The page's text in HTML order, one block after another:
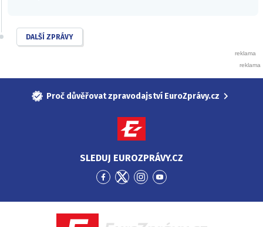
DALŠÍ ZPRÁVY
Proč důvěřovat zpravodajství EuroZprávy.cz
SLEDUJ EUROZPRÁVY.CZ
Přejít
Facebook
Přejít
Twitter
Přejít
Instagram
Přejít
YouTube